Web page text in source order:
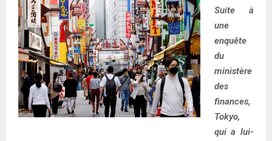
Suite à
une
enquête
du
ministère
des
finances,
Tokyo,
qui a lui-